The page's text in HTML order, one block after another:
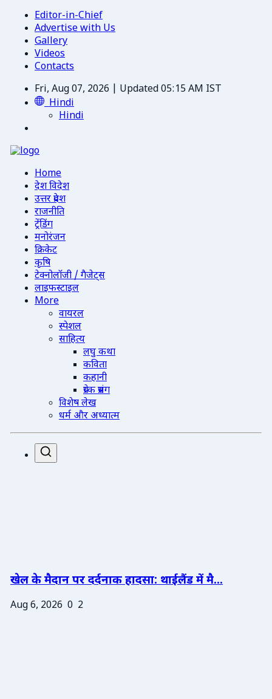
Editor-in-Chief
Advertise with Us
Gallery
Videos
Contacts
Fri, Aug 07, 2026 | Updated 05:15 AM IST
Hindi
Hindi
Home
देश विदेश
उत्तर प्रदेश
राजनीति
ट्रेंडिंग
मनोरंजन
क्रिकेट
कृषि
टेक्नोलॉजी / गैजेट्स
लाइफस्टाइल
More
वायरल
स्पेशल
साहित्य
लघु कथा
कविता
कहानी
प्रेरक प्रसंग
विशेष लेख
धर्म और अध्यात्म
खेल के मैदान पर दर्दनाक हादसा: थाईलैंड में मै...
Aug 6, 2026 0 2